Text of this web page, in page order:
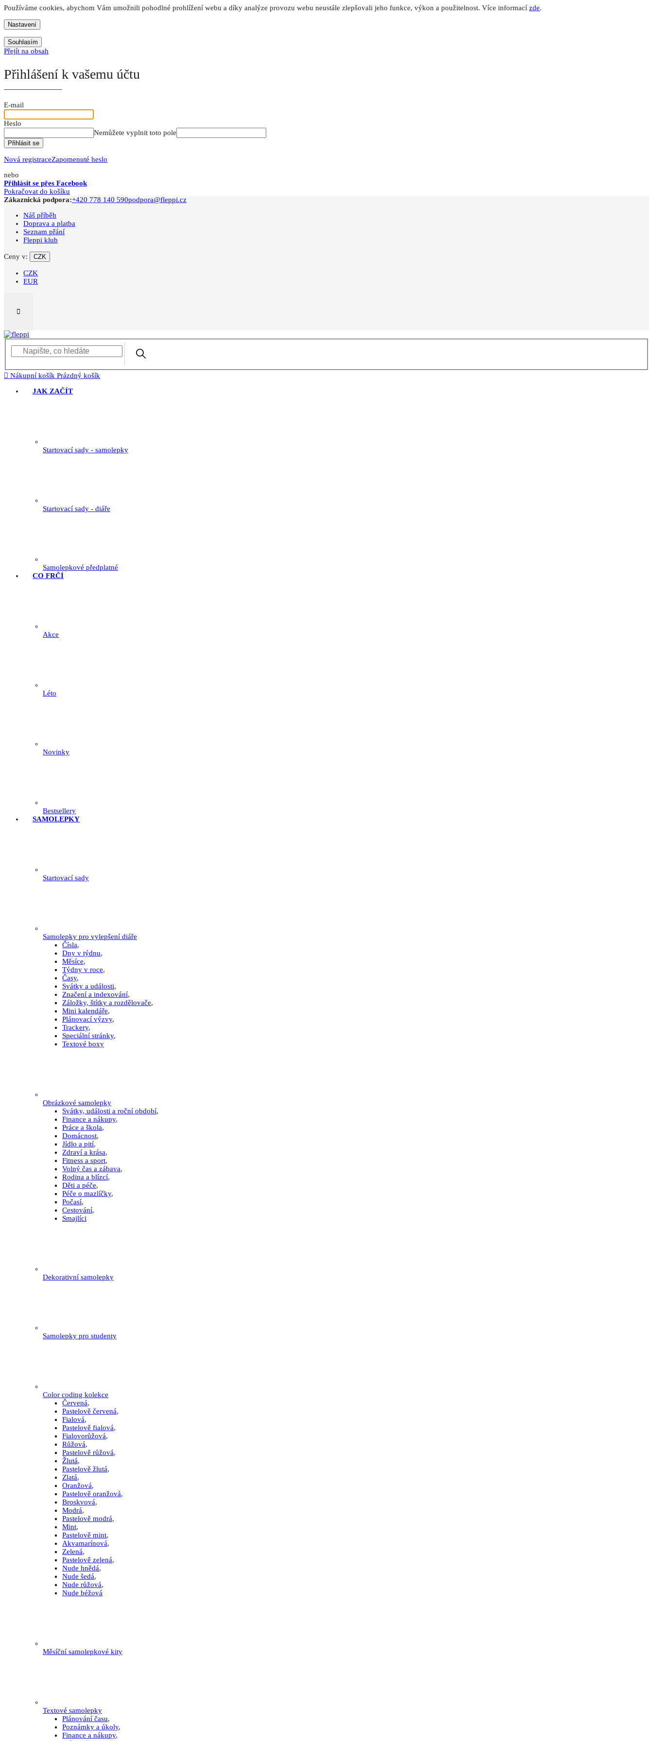
Používáme cookies, abychom Vám umožnili pohodlné prohlížení webu a díky analýze provozu webu neustále zlepšovali jeho funkce, výkon a použitelnost. Více informací zde.
Nastavení
Souhlasím
Přejít na obsah
Přihlášení k vašemu účtu
E-mail
Heslo
Nemůžete vyplnit toto pole
Přihlásit se
Nová registraceZapomenuté heslo
nebo
Přihlásit se přes Facebook
Pokračovat do košíku
Zákaznická podpora:+420 778 140 590podpora@fleppi.cz
Náš příběh
Doprava a platba
Seznam přání
Fleppi klub
Ceny v: CZK
CZK
EUR
Nákupní košík Prázdný košík
JAK ZAČÍT
Startovací sady - samolepky
Startovací sady - diáře
Samolepkové předplatné
CO FRČÍ
Akce
Léto
Novinky
Bestsellery
SAMOLEPKY
Startovací sady
Samolepky pro vylepšení diáře
Čísla,
Dny v týdnu,
Měsíce,
Týdny v roce,
Časy,
Svátky a události,
Značení a indexování,
Záložky, štítky a rozdělovače,
Mini kalendáře,
Plánovací výzvy,
Trackery,
Speciální stránky,
Textové boxy
Obrázkové samolepky
Svátky, události a roční období,
Finance a nákupy,
Práce a škola,
Domácnost,
Jídlo a pití,
Zdraví a krása,
Fitness a sport,
Volný čas a zábava,
Rodina a blízcí,
Děti a péče,
Péče o mazlíčky,
Počasí,
Cestování,
Smajlíci
Dekorativní samolepky
Samolepky pro studenty
Color coding kolekce
Červená,
Pastelově červená,
Fialová,
Pastelově fialová,
Fialovorůžová,
Růžová,
Pastelově růžová,
Žlutá,
Pastelově žlutá,
Zlatá,
Oranžová,
Pastelově oranžová,
Broskvová,
Modrá,
Pastelově modrá,
Mint,
Pastelově mint,
Akvamarínová,
Zelená,
Pastelově zelená,
Nude hnědá,
Nude šedá,
Nude růžová,
Nude béžová
Měsíční samolepkové kity
Textové samolepky
Plánování času,
Poznámky a úkoly,
Finance a nákupy,